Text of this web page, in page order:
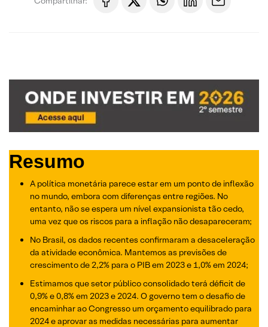
Resumo
A política monetária parece estar em um ponto de inflexão
no mundo, embora com diferenças entre regiões. No
entanto, não se espera um nível expansionista tão cedo,
uma vez que os riscos para a inflação não desapareceram;
No Brasil, os dados recentes confirmaram a desaceleração
da atividade econômica. Mantemos as previsões de
crescimento de 2,2% para o PIB em 2023 e 1,0% em 2024;
Estimamos que setor público consolidado terá déficit de
0,9% e 0,8% em 2023 e 2024. O governo tem o desafio de
encaminhar ao Congresso um orçamento equilibrado para
2024 e aprovar as medidas necessárias para aumentar